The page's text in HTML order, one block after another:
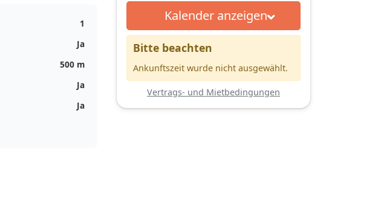
1
Ja
500 m
Ja
Ja
Kalender anzeigen
Bitte beachten
Ankunftszeit wurde nicht ausgewählt.
Vertrags- und Mietbedingungen